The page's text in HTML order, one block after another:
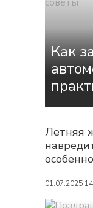
но и от
Как
Летняя
01.07.2025